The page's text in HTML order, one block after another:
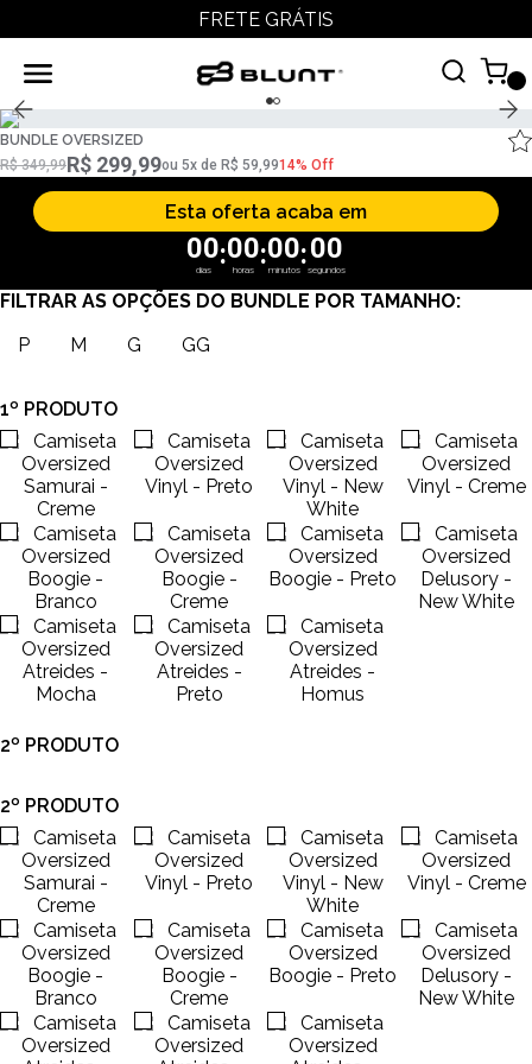
FRETE GRÁTIS
BUNDLE OVERSIZED
R$ 349,99R$ 299,99ou 5x de R$ 59,9914% Off
Esta oferta acaba em
00
dias :00
horas :00
minutos:00
segundos
FILTRAR AS OPÇÕES DO BUNDLE POR TAMANHO:
P
M G GG
1º PRODUTO
2º PRODUTO
2º PRODUTO